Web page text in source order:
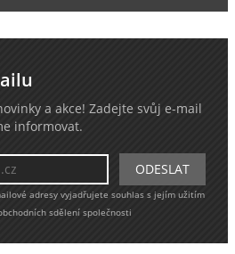
a akce! Zadejte svůj e-mail
informovat.
adresy vyjadřujete souhlas s jejím užitím
sdělení společnosti